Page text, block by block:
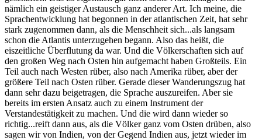
nämlich ein geistiger Austausch ganz anderer Art. Ich meine, die
Sprachentwicklung hat begonnen in der atlantischen Zeit, hat sehr
stark zugenommen dann, als die Menschheit sich...als langsam
schon die Atlantis unterzugehen begann. Also das heißt, die
eiszeitliche Überflutung da war. Und die Völkerschaften sich auf
den großen Weg nach Osten hin aufgemacht haben Großteils. Ein
Teil auch nach Westen rüber, also nach Amerika rüber, aber der
größere Teil nach Osten rüber. Gerade dieser Wanderungszug hat
dann sehr dazu beigetragen, die Sprache auszureifen. Aber sie
bereits im ersten Ansatz auch zu einem Instrument der
Verstandestätigkeit zu machen. Und die wird dann wieder so
richtig...reift dann aus, als die Völker ganz vom Osten drüben, also
sagen wir von Indien, von der Gegend Indien aus, jetzt wieder im